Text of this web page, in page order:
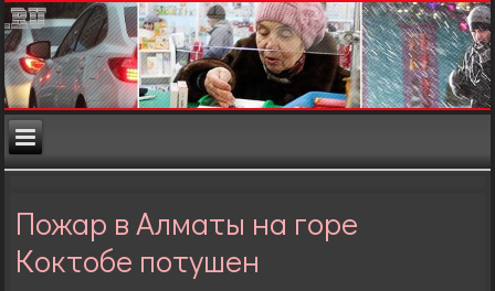
Пожар в Алматы на горе
Коктобе потушен